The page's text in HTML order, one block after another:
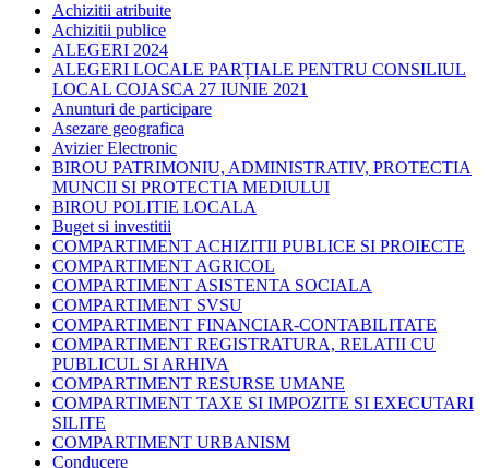
Achizitii atribuite
Achizitii publice
ALEGERI 2024
ALEGERI LOCALE PARȚIALE PENTRU CONSILIUL
LOCAL COJASCA 27 IUNIE 2021
Anunturi de participare
Asezare geografica
Avizier Electronic
BIROU PATRIMONIU, ADMINISTRATIV, PROTECTIA
MUNCII SI PROTECTIA MEDIULUI
BIROU POLITIE LOCALA
Buget si investitii
COMPARTIMENT ACHIZITII PUBLICE SI PROIECTE
COMPARTIMENT AGRICOL
COMPARTIMENT ASISTENTA SOCIALA
COMPARTIMENT SVSU
COMPARTIMENT FINANCIAR-CONTABILITATE
COMPARTIMENT REGISTRATURA, RELATII CU
PUBLICUL SI ARHIVA
COMPARTIMENT RESURSE UMANE
COMPARTIMENT TAXE SI IMPOZITE SI EXECUTARI
SILITE
COMPARTIMENT URBANISM
Conducere